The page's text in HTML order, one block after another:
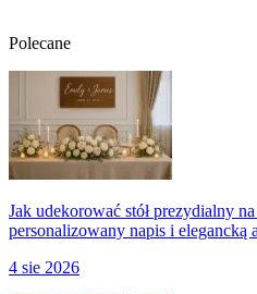
Polecane
Jak udekorować stół prezydialny
personalizowany napis i elegancką
4 sie 2026